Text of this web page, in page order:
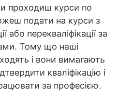
проходиш курси по
подати на курси з
або перекваліфікації за
Тому що наші
і вони вимагають
кваліфікацію і
за професією.